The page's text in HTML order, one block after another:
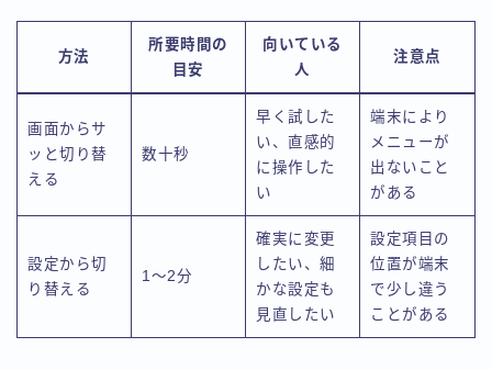
方法
所要時間の
目安
向いている
人
注意点
画面からサ
ッと切り替
える
数十秒
早く試した
い、直感的
に操作した
い
端末により
メニューが
出ないこと
がある
設定から切
り替える
1〜2分
確実に変更
したい、細
かな設定も
見直したい
設定項目の
位置が端末
で少し違う
ことがある